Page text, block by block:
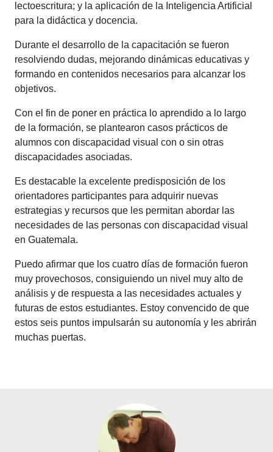
lectoescritura; y la aplicación de la Inteligencia Artificial
para la didáctica y docencia.
Durante el desarrollo de la capacitación se fueron
resolviendo dudas, mejorando dinámicas educativas y
formando en contenidos necesarios para alcanzar los
objetivos.
Con el fin de poner en práctica lo aprendido a lo largo
de la formación, se plantearon casos prácticos de
alumnos con discapacidad visual con o sin otras
discapacidades asociadas.
Es destacable la excelente predisposición de los
orientadores participantes para adquirir nuevas
estrategias y recursos que les permitan abordar las
necesidades de las personas con discapacidad visual
en Guatemala.
Puedo afirmar que los cuatro días de formación fueron
muy provechosos, consiguiendo un nivel muy alto de
análisis y de respuesta a las necesidades actuales y
futuras de estos estudiantes. Estoy convencido de que
estos seis puntos impulsarán su autonomía y les abrirán
muchas puertas.